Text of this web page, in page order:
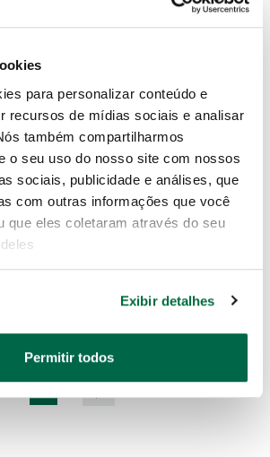
para personalizar conteúdo e
recursos de mídias sociais e analisar
também compartilharmos
o seu uso do nosso site com nossos
sociais, publicidade e análises, que
com outras informações que você
que eles coletaram através do seu
Exibir detalhes
Permitir todos
Macaco Jacaré 3000Kg
ST97813A